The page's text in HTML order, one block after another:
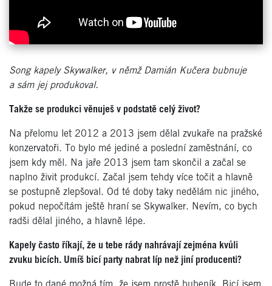
Song kapely Skywalker, v němž Damián Kučera bubnuje
a sám jej produkoval.
Takže se produkci věnuješ v podstatě celý život?
Na přelomu let 2012 a 2013 jsem dělal zvukaře na pražské
konzervatoři. To bylo mé jediné a poslední zaměstnání, co
jsem kdy měl. Na jaře 2013 jsem tam skončil a začal se
naplno živit produkcí. Začal jsem tehdy více točit a hlavně
se postupně zlepšoval. Od té doby taky nedělám nic jiného,
pokud nepočítám ještě hraní se Skywalker. Nevím, co bych
radši dělal jiného, a hlavně lépe.
Kapely často říkají, že u tebe rády nahrávají zejména kvůli
zvuku bicích. Umíš bicí party nabrat líp než jiní producenti?